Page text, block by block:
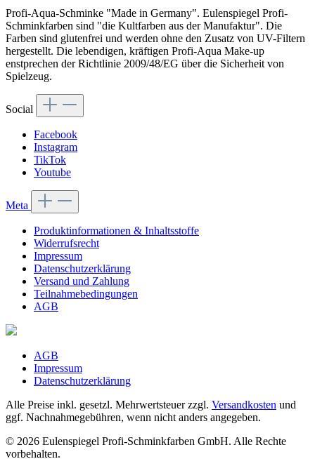
Profi-Aqua-Schminke "Made in Germany". Eulenspiegel Profi-
Schminkfarben sind "die Kultfarben aus der Manufaktur". Die
Farben sind glutenfrei und werden ohne den Zusatz von UV-Filtern
hergestellt. Die lebendigen, kräftigen Profi-Aqua Make-up
enstprechen der Richtlinie 2009/48/EG über die Sicherheit von
Spielzeug.
Social
Facebook
Instagram
TikTok
Youtube
Meta
Produktinformationen & Inhaltsstoffe
Widerrufsrecht
Impressum
Datenschutzerklärung
Versand und Zahlung
Teilnahmebedingungen
AGB
AGB
Impressum
Datenschutzerklärung
Alle Preise inkl. gesetzl. Mehrwertsteuer zzgl. Versandkosten und
ggf. Nachnahmegebühren, wenn nicht anders angegeben.
© 2026 Eulenspiegel Profi-Schminkfarben GmbH. Alle Rechte
vorbehalten.